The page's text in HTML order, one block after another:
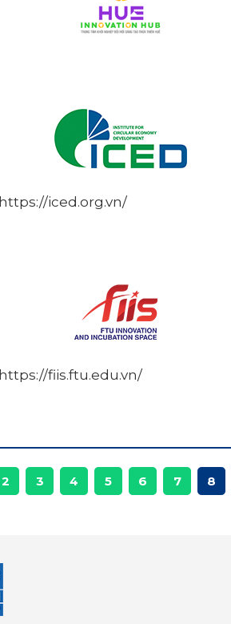
https://iced.org.vn/
https://fiis.ftu.edu.vn/
2 3 4 5 6 7 8